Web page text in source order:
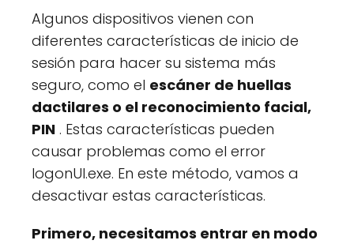
Algunos dispositivos vienen con
diferentes características de inicio de
sesión para hacer su sistema más
seguro, como el escáner de huellas
dactilares o el reconocimiento facial,
PIN . Estas características pueden
causar problemas como el error
logonUI.exe. En este método, vamos a
desactivar estas características.
Primero, necesitamos entrar en modo